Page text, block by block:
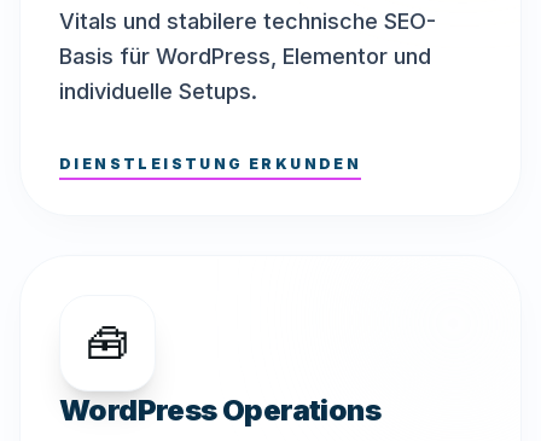
Vitals und stabilere technische SEO-
Basis für WordPress, Elementor und
individuelle Setups.
DIENSTLEISTUNG ERKUNDEN
🧰
WordPress Operations